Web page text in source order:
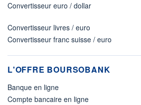
Convertisseur euro / dollar
Convertisseur livres / euro
Convertisseur franc suisse / euro
L'OFFRE BOURSOBANK
Banque en ligne
Compte bancaire en ligne